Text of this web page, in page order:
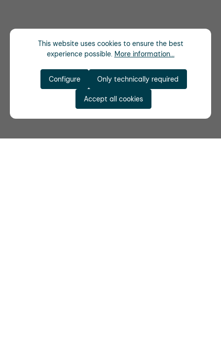
This website uses cookies to ensure the best
experience possible. More information...
Only technically required
Configure
Accept all cookies